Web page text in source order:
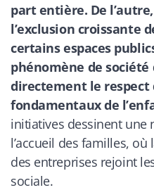
part entière. De
l’exclusion croissante
certains espaces
phénomène de
directement le respect
fondamentaux de
initiatives dessinent une
l’accueil des familles,
des entreprises rejoint
sociale.